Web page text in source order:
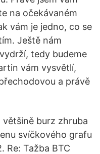
na očekávaném
vám je jedno, co se
Ještě nám
tedy budeme
vám vysvětlí,
a právě
většině burz zhruba
svíčkového grafu
Re: Tažba BTC